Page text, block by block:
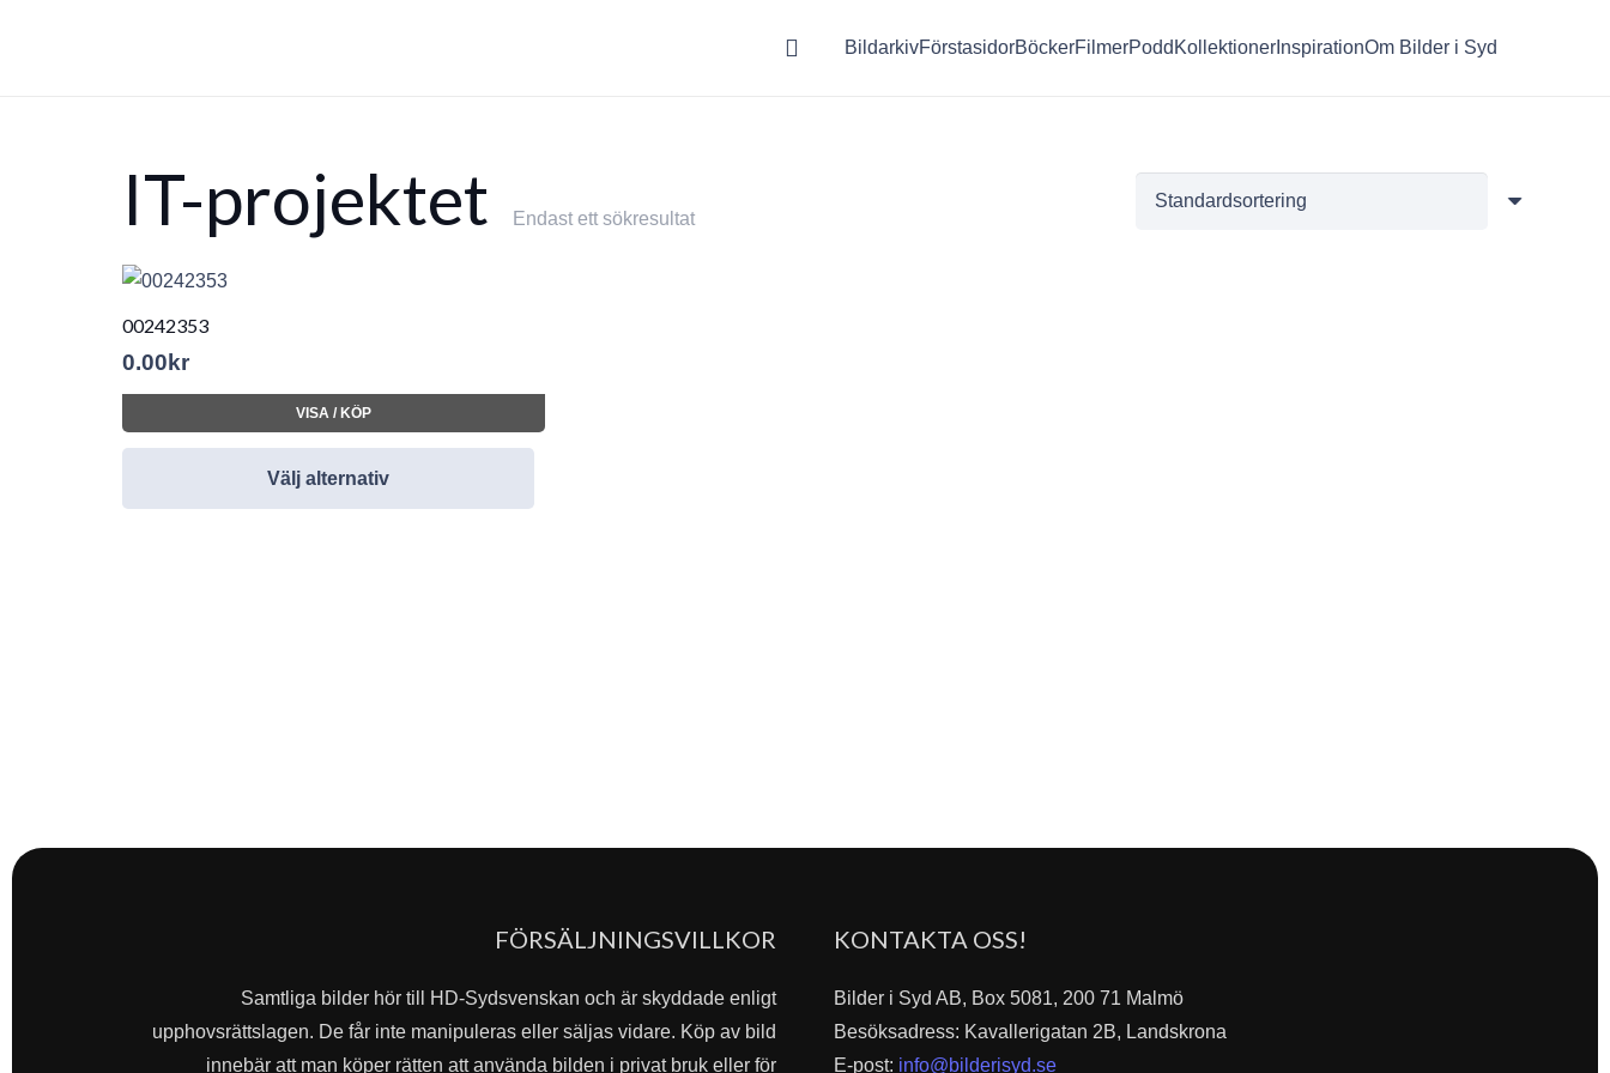
BildarkivFörstasidorBöckerFilmerPodd Kollektioner InspirationOm Bilder i Syd
IT-projektet Endast ett sökresultat
00242353
0.00 kr
VISA / KÖP
Välj alternativ
FÖRSÄLJNINGSVILLKOR
Samtliga bilder hör till HD-Sydsvenskan och är skyddade enligt
upphovsrättslagen. De får inte manipuleras eller säljas vidare. Köp av bild
innebär att man köper rätten att använda bilden i privat bruk eller för
KONTAKTA OSS!
Bilder i Syd AB, Box 5081, 200 71 Malmö
Besöksadress: Kavallerigatan 2B, Landskrona
E-post: info@bilderisyd.se